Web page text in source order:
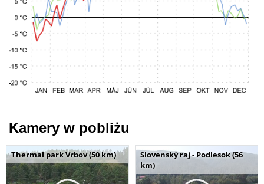
Kamery w pobliżu
Thermal park Vrbov (50 km)
Slovenský raj - Podlesok (56
km)